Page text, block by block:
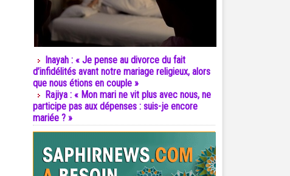
Inayah : « Je pense au divorce du fait
d’infidélités avant notre mariage religieux, alors
que nous étions en couple »
Rajiya : « Mon mari ne vit plus avec nous, ne
participe pas aux dépenses : suis-je encore
mariée ? »